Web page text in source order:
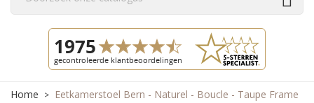
Home Eetkamerstoel Bern - Naturel - Boucle - Taupe Frame